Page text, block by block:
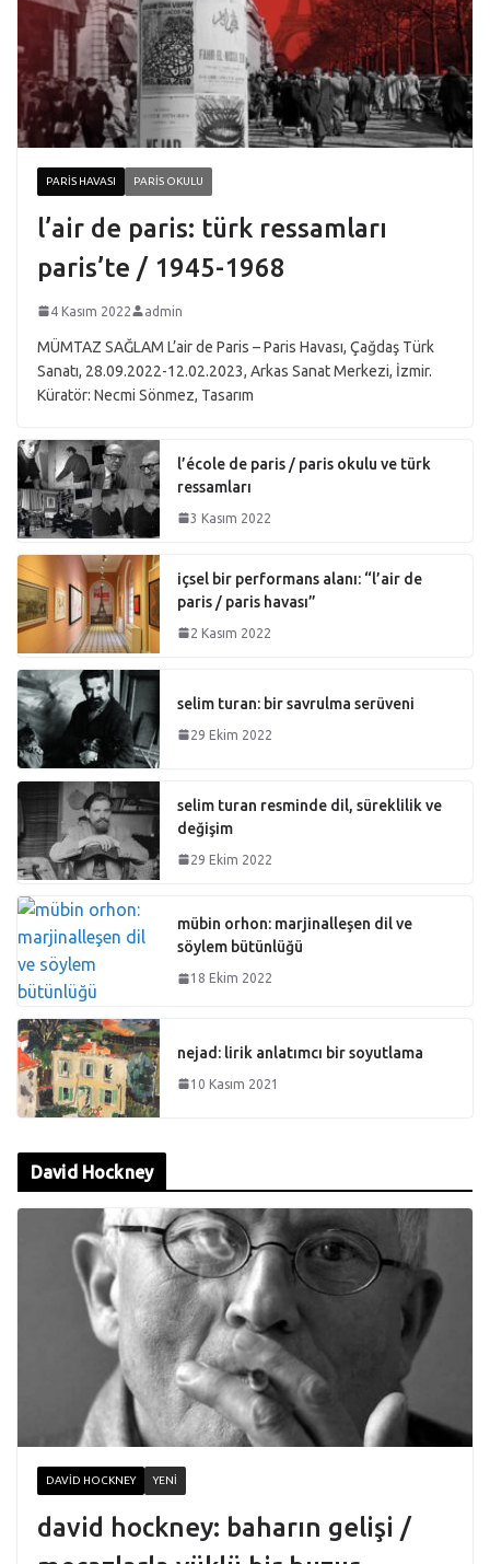
PARIS HAVASI PARIS OKULU
l’air de paris: türk ressamları
paris’te / 1945-1968
4 Kasım 2022 admin
MÜMTAZ SAĞLAM L’air de Paris – Paris Havası, Çağdaş Türk
Sanatı, 28.09.2022-12.02.2023, Arkas Sanat Merkezi, İzmir.
Küratör: Necmi Sönmez, Tasarım
l’école de paris / paris okulu ve türk
ressamları
3 Kasım 2022
içsel bir performans alanı: “l’air de
paris / paris havası”
2 Kasım 2022
selim turan: bir savrulma serüveni
29 Ekim 2022
selim turan resminde dil, süreklilik ve
değişim
29 Ekim 2022
mübin orhon: marjinalleşen dil ve
söylem bütünlüğü
18 Ekim 2022
nejad: lirik anlatımcı bir soyutlama
10 Kasım 2021
David Hockney
DAVID HOCKNEY YENI
david hockney: baharın gelişi /